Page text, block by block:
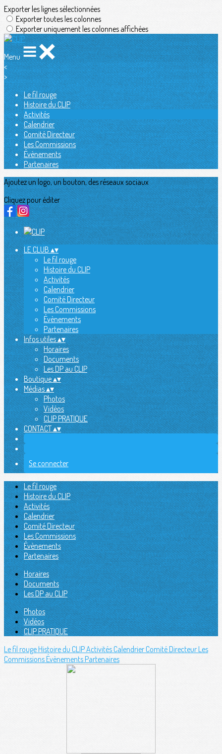
Exporter les lignes sélectionnées
Exporter toutes les colonnes
Exporter uniquement les colonnes affichées
Menu
<
>
Le fil rouge
Histoire du CLIP
Activités
Calendrier
Comité Directeur
Les Commissions
Évènements
Partenaires
Ajoutez un logo, un bouton, des réseaux sociaux
Cliquez pour éditer
LE CLUB ▴▾
Le fil rouge
Histoire du CLIP
Activités
Calendrier
Comité Directeur
Les Commissions
Évènements
Partenaires
Infos utiles▴▾
Horaires
Documents
Les DP au CLIP
Boutique▴▾
Médias▴▾
Photos
Vidéos
CLIP PRATIQUE
CONTACT▴▾
Se connecter
Le fil rouge
Histoire du CLIP
Activités
Calendrier
Comité Directeur
Les Commissions
Évènements
Partenaires
Horaires
Documents
Les DP au CLIP
Photos
Vidéos
CLIP PRATIQUE
Le fil rougeHistoire du CLIPActivitésCalendrierComité DirecteurLes
CommissionsÉvènementsPartenaires